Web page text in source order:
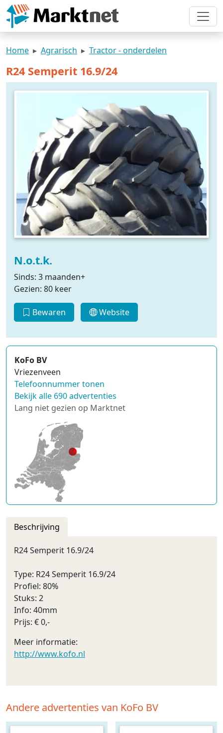
Home Agrarisch Tractor - onderdelen
R24 Semperit 16.9/24
N.o.t.k.
Sinds: 3 maanden+
Gezien: 80 keer
Bewaren Website
KoFo BV
Vriezenveen
Telefoonnummer tonen
Bekijk alle 690 advertenties
Lang niet gezien op Marktnet
Beschrijving
R24 Semperit 16.9/24
Type: R24 Semperit 16.9/24
Profiel: 80%
Stuks: 2
Info: 40mm
Prijs: € 0,-
Meer informatie:
http://www.kofo.nl
Andere advertenties van KoFo BV